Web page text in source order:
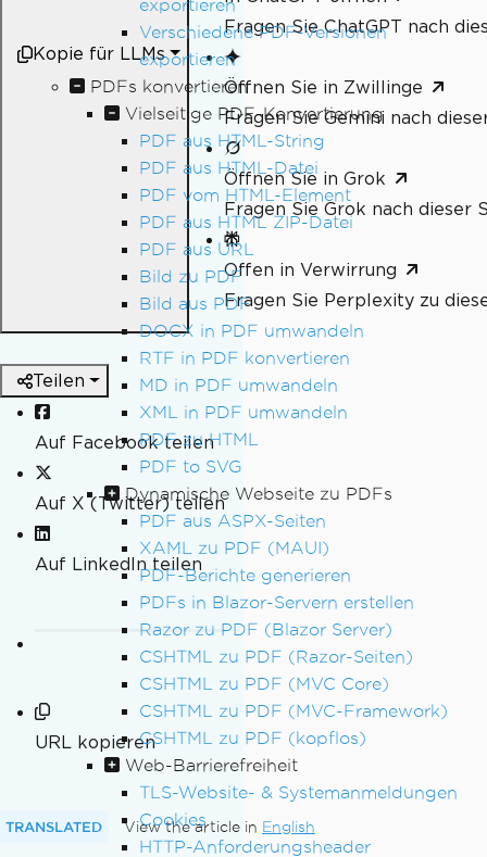
exportieren
Verschiedene PDF-Versionen
exportieren
PDFs konvertieren
Vielseitige PDF-Konvertierung
PDF aus HTML-String
PDF aus HTML-Datei
PDF vom HTML-Element
PDF aus HTML ZIP-Datei
PDF aus URL
Bild zu PDF
Bild aus PDF
DOCX in PDF umwandeln
RTF in PDF konvertieren
MD in PDF umwandeln
XML in PDF umwandeln
PDF zu HTML
PDF to SVG
Dynamische Webseite zu PDFs
PDF aus ASPX-Seiten
XAML zu PDF (MAUI)
PDF-Berichte generieren
PDFs in Blazor-Servern erstellen
Razor zu PDF (Blazor Server)
CSHTML zu PDF (Razor-Seiten)
CSHTML zu PDF (MVC Core)
CSHTML zu PDF (MVC-Framework)
CSHTML zu PDF (kopflos)
Web-Barrierefreiheit
TLS-Website- & Systemanmeldungen
Cookies
HTTP-Anforderungsheader
Kopie für LLMs
Fragen Sie ChatGPT nach
Öffnen Sie in Zwillinge
Fragen Sie Gemini nach
Öffnen Sie in Grok
Fragen Sie Grok nach dieser
Offen in Verwirrung
Fragen Sie Perplexity zu
Teilen
Auf Facebook teilen
Auf X (Twitter) teilen
Auf LinkedIn teilen
URL kopieren
TRANSLATED View the article in English